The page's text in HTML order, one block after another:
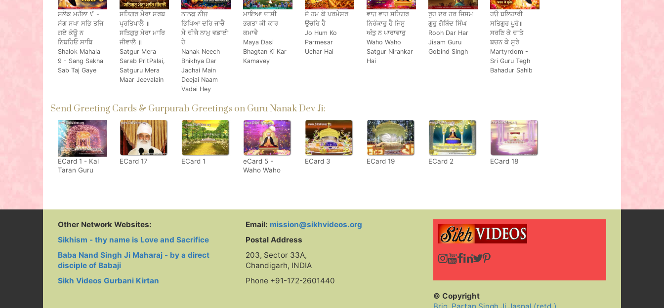
ਸਲੋਕ ਮਹੱਲਾ ੯ -
ਸੰਗ ਸਖਾ ਸਭਿ ਤਜਿ
ਗਏ ਕੋਊ ਨ
ਨਿਬਹਿਓ ਸਾਥਿ
Shalok Mahala
9 - Sang Sakha
Sab Taj Gaye
ਸਤਿਗੁਰੁ ਮੇਰਾ ਸਰਬ
ਪ੍ਰਤਿਪਾਲੈ ॥
ਸਤਿਗੁਰੁ ਮੇਰਾ ਮਾਰਿ
ਜੀਵਾਲੈ ॥
Satgur Mera
Sarab PritPalai,
Satguru Mera
Maar Jeevalain
ਨਾਨਕੁ ਨੀਚੁ
ਭਿਖਿਆ ਦਰਿ ਜਾਚੈ
ਮੈ ਦੀਜੈ ਨਾਮੁ ਵਡਾਈ
ਹੇ
Nanak Neech
Bhikhya Dar
Jachai Main
Deejai Naam
Vadai Hey
ਮਾਇਆ ਦਾਸੀ
ਭਗਤਾ ਕੀ ਕਾਰ
ਕਮਾਵੈ
Maya Dasi
Bhagtan Ki Kar
Kamavey
ਜੋ ਹਮ ਕੋ ਪਰਮੇਸਰ
ਉਚਰਿ ਹੈ
Jo Hum Ko
Parmesar
Uchar Hai
ਵਾਹੁ ਵਾਹੁ ਸਤਿਗੁਰੁ
ਨਿਰੰਕਾਰੁ ਹੈ ਜਿਸੁ
ਅੰਤੁ ਨ ਪਾਰਾਵਾਰੁ
Waho Waho
Satgur Nirankar
Hai
ਰੂਹ ਦਰ ਹਰ ਜਿਸਮ
ਗੁਰੁ ਗੋਬਿੰਦ ਸਿੰਘ
Rooh Dar Har
Jisam Guru
Gobind Singh
ਹਉ ਬਲਿਹਾਰੀ
ਸਤਿਗੁਰ ਪੂਰੇ॥
ਸਰਣਿ ਕੇ ਦਾਤੇ
ਬਚਨ ਕੇ ਸੂਰੇ
Martyrdom -
Sri Guru Tegh
Bahadur Sahib
Send Greeting Cards & Gurpurab Greetings on Guru Nanak Dev Ji:
ECard 1 - Kal
Taran Guru
ECard 17 ECard 1
eCard 5 -
Waho Waho
ECard 3 ECard 19 ECard 2 ECard 18
Other Network Websites:
Sikhism - thy name is Love and Sacrifice
Baba Nand Singh Ji Maharaj - by a direct
disciple of Babaji
Sikh Videos Gurbani Kirtan
Email: mission@sikhvideos.org
Postal Address
203, Sector 33A,
Chandigarh, INDIA
Phone +91-172-2601440
© Copyright
Brig. Partap Singh Ji Jaspal (retd.)